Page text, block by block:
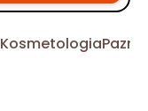
Kosmetologia